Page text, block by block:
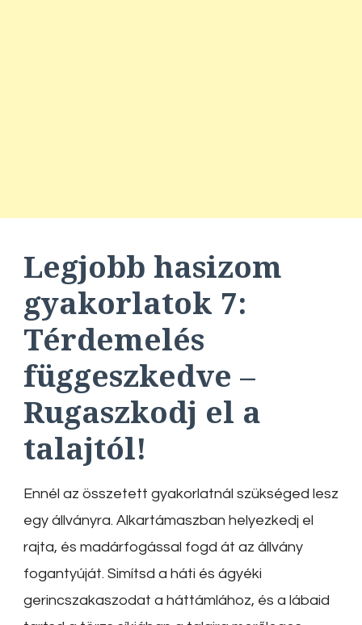
Legjobb hasizom
gyakorlatok 7:
Térdemelés
függeszkedve –
Rugaszkodj el a
talajtól!
Ennél az összetett gyakorlatnál szükséged lesz
egy állványra. Alkartámaszban helyezkedj el
rajta, és madárfogással fogd át az állvány
fogantyúját. Simítsd a háti és ágyéki
gerincszakaszodat a háttámlához, és a lábaid